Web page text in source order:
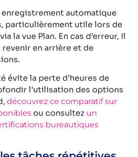
automatique
particulièrement utile lors de
via la vue Plan. En cas d’erreur, il
en arrière et de
évite la perte d’heures de
l’utilisation des options
découvrez ce comparatif sur
ou consultez un
bureautiques